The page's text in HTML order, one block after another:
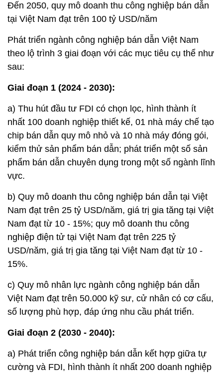
Đến 2050, quy mô doanh thu công nghiệp bán dẫn
tại Việt Nam đạt trên 100 tỷ USD/năm
Phát triển ngành công nghiệp bán dẫn Việt Nam
theo lộ trình 3 giai đoạn với các mục tiêu cụ thể như
sau:
Giai đoạn 1 (2024 - 2030):
a) Thu hút đầu tư FDI có chọn lọc, hình thành ít
nhất 100 doanh nghiệp thiết kế, 01 nhà máy chế tạo
chip bán dẫn quy mô nhỏ và 10 nhà máy đóng gói,
kiểm thử sản phẩm bán dẫn; phát triển một số sản
phẩm bán dẫn chuyên dụng trong một số ngành lĩnh
vực.
b) Quy mô doanh thu công nghiệp bán dẫn tại Việt
Nam đạt trên 25 tỷ USD/năm, giá trị gia tăng tại Việt
Nam đạt từ 10 - 15%; quy mô doanh thu công
nghiệp điện tử tại Việt Nam đạt trên 225 tỷ
USD/năm, giá trị gia tăng tại Việt Nam đạt từ 10 -
15%.
c) Quy mô nhân lực ngành công nghiệp bán dẫn
Việt Nam đạt trên 50.000 kỹ sư, cử nhân có cơ cấu,
số lượng phù hợp, đáp ứng nhu cầu phát triển.
Giai đoạn 2 (2030 - 2040):
a) Phát triển công nghiệp bán dẫn kết hợp giữa tự
cường và FDI, hình thành ít nhất 200 doanh nghiệp